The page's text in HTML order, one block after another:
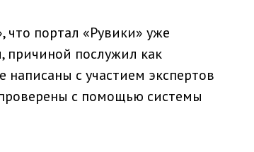
портал «Рувики» уже
причиной послужил как
с участием экспертов
с помощью системы